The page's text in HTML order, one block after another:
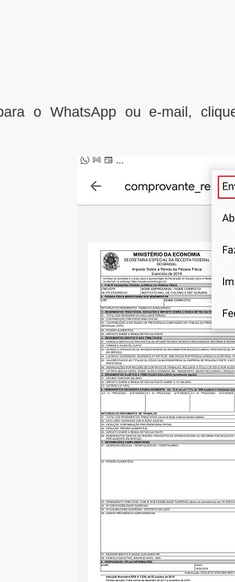
o WhatsApp ou e-mail,